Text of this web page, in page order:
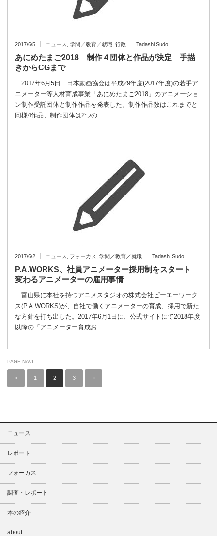
2017/6/5 ニュース 学問／教育／就職 行政 Tadashi Sudo
あにめたまご2018 制作４団体と作品が決定 手描
きからCGまで
2017年6月5日、日本動画協会は平成29年度(2017年度)の若手ア
ニメーター等人材育成事業「あにめたまご2018」のアニメーショ
ン制作受託団体と制作作品を発表した。制作作品数はこれまでと
同様4作品、制作団体は2つの…
2017/6/2 ニュース フォーカス 学問／教育／就職 Tadashi Sudo
P.A.WORKS、社員アニメーター採用制をスタート
変わるアニメーターの雇用事情
富山県に本社を持つアニメスタジオの株式会社ピーエーワーク
ス(P.A.WORKS)が、自社で働くアニメーターの育成、採用で新た
な方針を打ち出した。2017年6月1日に、公式サイトにて2018年度
以降の「アニメーター育成お…
PAGE NAVI
« 1 2 3 »
ニュース
レポート
フォーカス
調査・レポート
本の紹介
about